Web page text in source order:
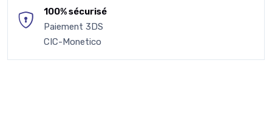
100% sécurisé
Paiement 3DS
CIC-Monetico